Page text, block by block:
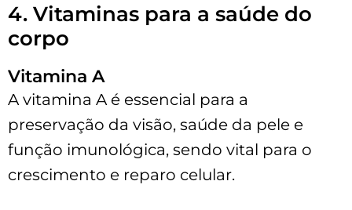
4. Vitaminas para a saúde do
corpo
Vitamina A
A vitamina A é essencial para a
preservação da visão, saúde da pele e
função imunológica, sendo vital para o
crescimento e reparo celular.